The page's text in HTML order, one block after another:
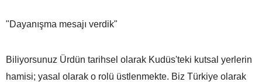
"Dayanışma mesajı verdik"
Biliyorsunuz Ürdün tarihsel olarak Kudüs'teki kutsal yerlerin
hamisi; yasal olarak o rolü üstlenmekte. Biz Türkiye olarak